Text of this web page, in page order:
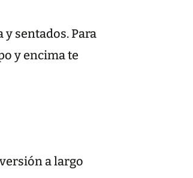
sentados. Para
y encima te
a largo